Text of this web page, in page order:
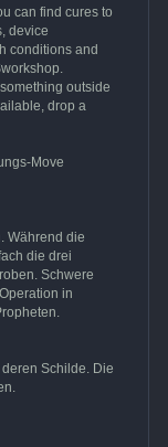
can find cures to
device
conditions and
outside
drop a
Move
Während die
die drei
Schwere
in
Schilde. Die